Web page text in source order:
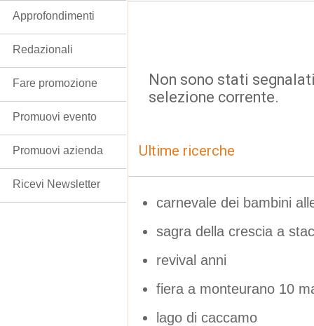
Non sono stati
selezione corrente.
Ultime ricerche
carnevale dei bambini
sagra della crescia a
revival anni
fiera a monteurano 10
lago di caccamo
Approfondimenti
Redazionali
Fare promozione
Promuovi evento
Promuovi azienda
Ricevi Newsletter